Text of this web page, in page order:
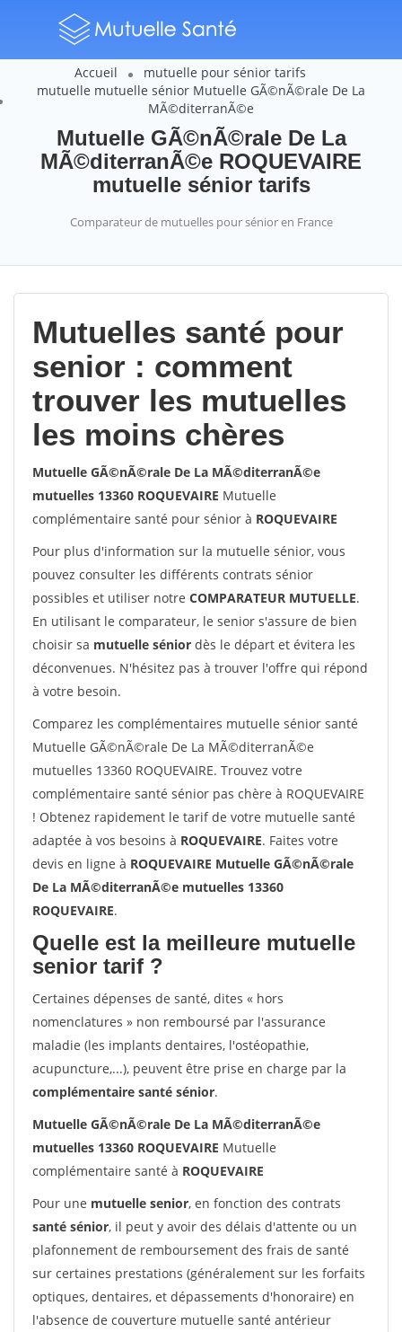
Accueil
mutuelle pour sénior tarifs
mutuelle mutuelle sénior Mutuelle GÃ©nÃ©rale De La
MÃ©diterranÃ©e
Mutuelle GÃ©nÃ©rale De La
MÃ©diterranÃ©e ROQUEVAIRE
mutuelle sénior tarifs
Comparateur de mutuelles pour sénior en France
Mutuelles santé pour
senior : comment
trouver les mutuelles
les moins chères
Mutuelle GÃ©nÃ©rale De La MÃ©diterranÃ©e
mutuelles 13360 ROQUEVAIRE Mutuelle
complémentaire santé pour sénior à ROQUEVAIRE
Pour plus d'information sur la mutuelle sénior, vous
pouvez consulter les différents contrats sénior
possibles et utiliser notre COMPARATEUR MUTUELLE.
En utilisant le comparateur, le senior s'assure de bien
choisir sa mutuelle sénior dès le départ et évitera les
déconvenues. N'hésitez pas à trouver l'offre qui répond
à votre besoin.
Comparez les complémentaires mutuelle sénior santé
Mutuelle GÃ©nÃ©rale De La MÃ©diterranÃ©e
mutuelles 13360 ROQUEVAIRE. Trouvez votre
complémentaire santé sénior pas chère à ROQUEVAIRE
! Obtenez rapidement le tarif de votre mutuelle santé
adaptée à vos besoins à ROQUEVAIRE. Faites votre
devis en ligne à ROQUEVAIRE Mutuelle GÃ©nÃ©rale
De La MÃ©diterranÃ©e mutuelles 13360
ROQUEVAIRE.
Quelle est la meilleure mutuelle
senior tarif ?
Certaines dépenses de santé, dites « hors
nomenclatures » non remboursé par l'assurance
maladie (les implants dentaires, l'ostéopathie,
acupuncture,...), peuvent être prise en charge par la
complémentaire santé sénior.
Mutuelle GÃ©nÃ©rale De La MÃ©diterranÃ©e
mutuelles 13360 ROQUEVAIRE Mutuelle
complémentaire santé à ROQUEVAIRE
Pour une mutuelle senior, en fonction des contrats
santé sénior, il peut y avoir des délais d'attente ou un
plafonnement de remboursement des frais de santé
sur certaines prestations (généralement sur les forfaits
optiques, dentaires, et dépassements d'honoraire) en
l'absence de couverture mutuelle santé antérieur